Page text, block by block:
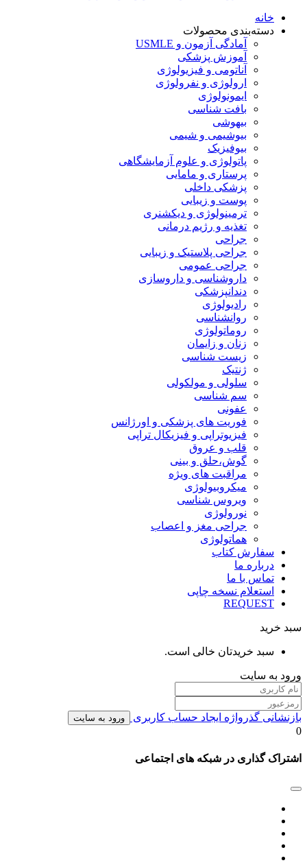
خانه
دسته‌بندی محصولات
آمادگی آزمون و USMLE
آموزش پزشکی
آناتومی و فیزیولوژی
ارولوژی و نفرولوژی
ایمونولوژی
بافت شناسی
بیهوشی
بیوشیمی و شیمی
بیوفیزیک
پاتولوژی و علوم آزمایشگاهی
پرستاری و مامایی
پزشکی داخلی
پوست و زیبایی
ترمینولوژی و دیکشنری
تغذیه و رژیم درمانی
جراحی
جراحی پلاستیک و زیبایی
جراحی عمومی
داروشناسی و داروسازی
دندانپزشکی
رادیولوژی
روانشناسی
روماتولوژی
زنان و زایمان
زیست شناسی
ژنتیک
سلولی و مولکولی
سم شناسی
عفونی
فوریت های پزشکی و اورژانس
فیزیوتراپی و فیزیکال تراپی
قلب و عروق
گوش،حلق و بینی
مراقبت های ویژه
میکروبیولوژی
ویروس شناسی
نورولوژی
جراحی مغز و اعصاب
هماتولوژی
سفارش کتاب
درباره ما
تماس با ما
استعلام نسخه چاپی
REQUEST
سبد خرید
سبد خریدتان خالی است.
ورود به سایت
بازنشانی گذرواژه ایجاد حساب کاربری ورود به سایت
0
اشتراک گذاری در شبکه های اجتماعی